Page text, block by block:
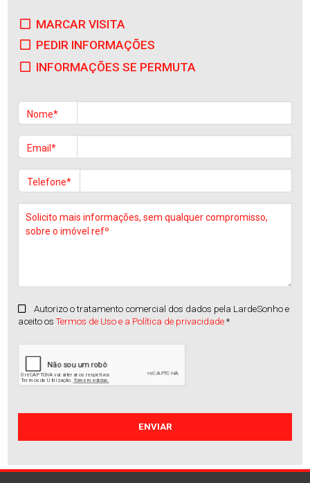
Apartamento
Vila Frescainha (S(...)
Venda:280.000€
Apartamento
Vila Frescainha (S(...)
Venda :330.000€
Apartamento
Venda:330.000€
MARCAR VISITA
PEDIR INFORMAÇÕES
INFORMAÇÕES SE PERMUTA
Nome*
Email*
Telefone*
Autorizo o tratamento comercial dos dados pela LardeSonho e
aceito os Termos de Uso e a Política de privacidade *